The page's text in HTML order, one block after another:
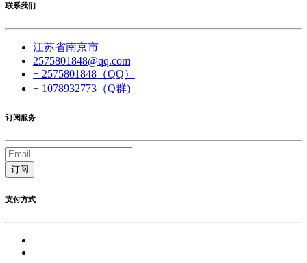
联系我们
江苏省南京市
2575801848@qq.com
+ 2575801848（QQ）
+ 1078932773（Q群)
订阅服务
订阅
支付方式